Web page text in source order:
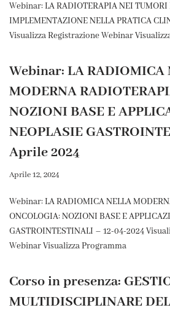
Webinar: LA RADIOTERAPIA NEI TUMORI
IMPLEMENTAZIONE NELLA PRATICA
Visualizza Registrazione Webinar
Webinar: LA RADIOMICA
MODERNA
NOZIONI BASE E
NEOPLASIE
Aprile 2024
Aprile 12, 2024
Webinar: LA RADIOMICA NELLA
ONCOLOGIA: NOZIONI BASE E
GASTROINTESTINALI – 12-04-2024
Webinar Visualizza Programma
Corso in presenza:
MULTIDISCIPLINARE